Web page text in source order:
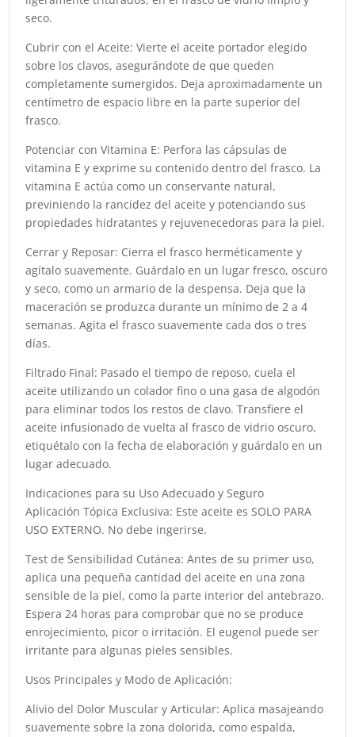
seco.
Cubrir con el Aceite: Vierte el aceite portador elegido
sobre los clavos, asegurándote de que queden
completamente sumergidos. Deja aproximadamente un
centímetro de espacio libre en la parte superior del
frasco.
Potenciar con Vitamina E: Perfora las cápsulas de
vitamina E y exprime su contenido dentro del frasco. La
vitamina E actúa como un conservante natural,
previniendo la rancidez del aceite y potenciando sus
propiedades hidratantes y rejuvenecedoras para la piel.
Cerrar y Reposar: Cierra el frasco herméticamente y
agítalo suavemente. Guárdalo en un lugar fresco, oscuro
y seco, como un armario de la despensa. Deja que la
maceración se produzca durante un mínimo de 2 a 4
semanas. Agita el frasco suavemente cada dos o tres
días.
Filtrado Final: Pasado el tiempo de reposo, cuela el
aceite utilizando un colador fino o una gasa de algodón
para eliminar todos los restos de clavo. Transfiere el
aceite infusionado de vuelta al frasco de vidrio oscuro,
etiquétalo con la fecha de elaboración y guárdalo en un
lugar adecuado.
Indicaciones para su Uso Adecuado y Seguro
Aplicación Tópica Exclusiva: Este aceite es SOLO PARA
USO EXTERNO. No debe ingerirse.
Test de Sensibilidad Cutánea: Antes de su primer uso,
aplica una pequeña cantidad del aceite en una zona
sensible de la piel, como la parte interior del antebrazo.
Espera 24 horas para comprobar que no se produce
enrojecimiento, picor o irritación. El eugenol puede ser
irritante para algunas pieles sensibles.
Usos Principales y Modo de Aplicación:
Alivio del Dolor Muscular y Articular: Aplica masajeando
suavemente sobre la zona dolorida, como espalda,